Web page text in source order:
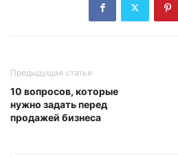
Предыдущая статья
10 вопросов, которые
нужно задать перед
продажей бизнеса